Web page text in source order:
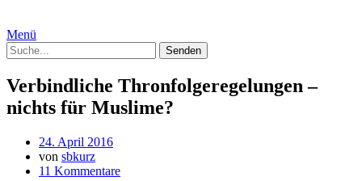
Menü
Verbindliche Thronfolgeregelungen –
nichts für Muslime?
24. April 2016
von sbkurz
11 Kommentare